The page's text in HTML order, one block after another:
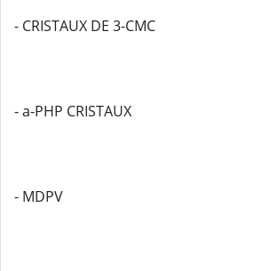
- CRISTAUX DE 3-CMC
- a-PHP CRISTAUX
- MDPV